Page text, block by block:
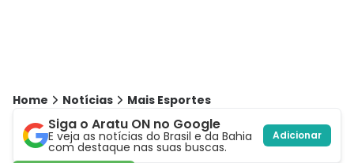
Home Notícias Mais Esportes
Siga o Aratu ON no Google
E veja as notícias do Brasil e da Bahia
com destaque nas suas buscas.
Adicionar